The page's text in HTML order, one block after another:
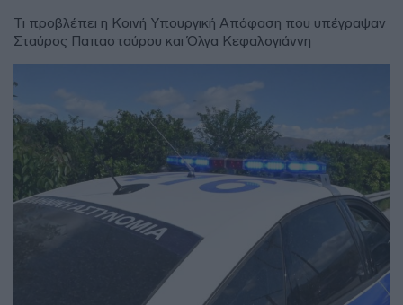
Τι προβλέπει η Κοινή Υπουργική Απόφαση που υπέγραψαν
Σταύρος Παπασταύρου και Όλγα Κεφαλογιάννη